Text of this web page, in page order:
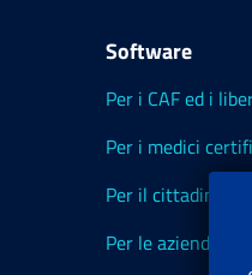
Software
Per i CAF ed i
Per i medici
Per il cittadino
Per le aziende ed